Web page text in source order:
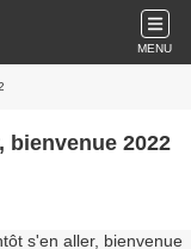
MENU
bienvenue 2022